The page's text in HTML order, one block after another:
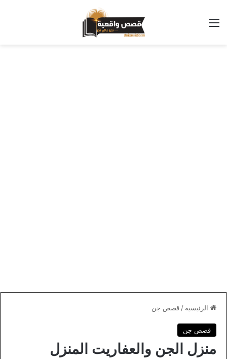
القائمة
الرئيسية / قصص جن
قصص جن
منزل الجن والعفاريت المنزل